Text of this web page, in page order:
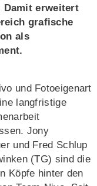
Damit erweitert
grafische
als
und Fotoeigenart
langfristige
Jony
und Fred Schlup
(TG) sind die
Köpfe hinter den